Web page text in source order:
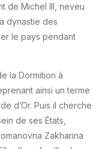
de Michel III, neveu
dynastie des
le pays pendant
la Dormition à
ainsi un terme
d’Or. Puis il cherche
de ses États,
Zakharina